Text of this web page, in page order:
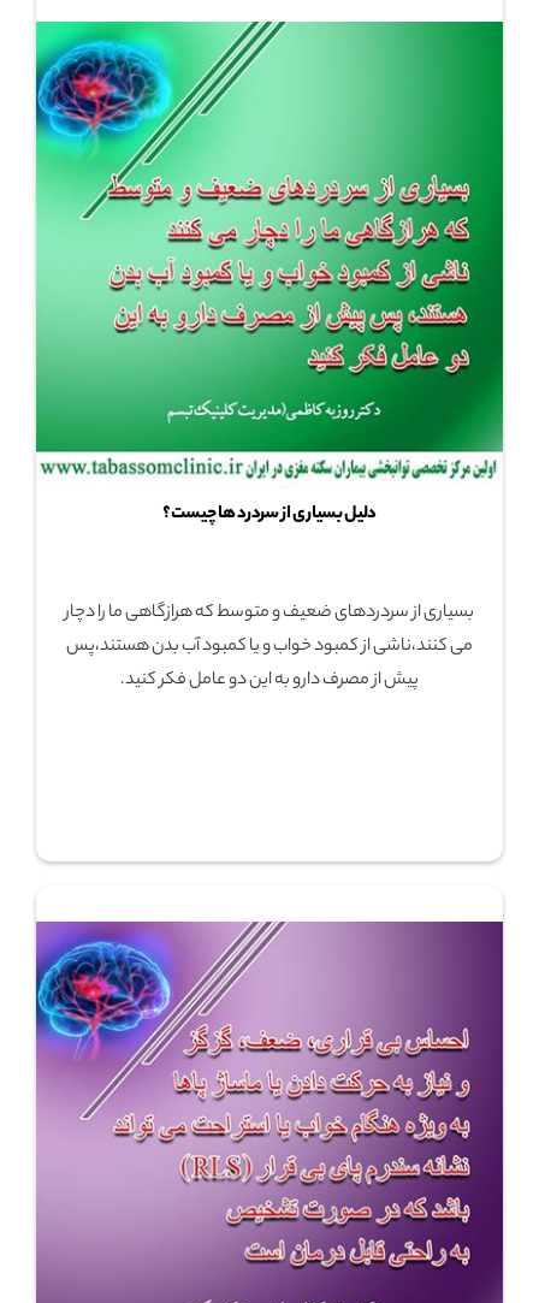
دلیل بسیاری از سردرد ها چیست؟
بسیاری از سردردهای ضعیف و متوسط که هرازگاهی ما را دچار
می کنند،ناشی از کمبود خواب و یا کمبود آب بدن هستند،پس
پیش از مصرف دارو به این دو عامل فکر کنید.